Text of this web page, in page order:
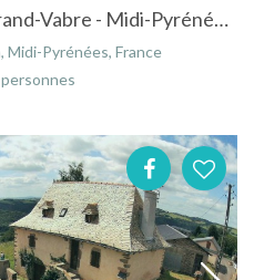
Gîte rural "La Grange" à Grand-Vabre - Midi-Pyrénées à la campagne, proche de Conques
Midi-Pyrénées, France